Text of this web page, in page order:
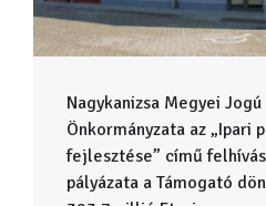
Nagykanizsa Megyei Jogú
Önkormányzata az
fejlesztése” című
pályázata a Támogató